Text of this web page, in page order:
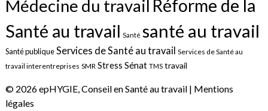
Médecine du travail Réforme de la
Santé au travail Santé santé au travail
Santé publiqueServices de Santé au travail Services de Santé au
travail interentreprises SMR Stress Sénat TMS travail
© 2026 epHYGIE, Conseil en Santé au travail | Mentions
légales